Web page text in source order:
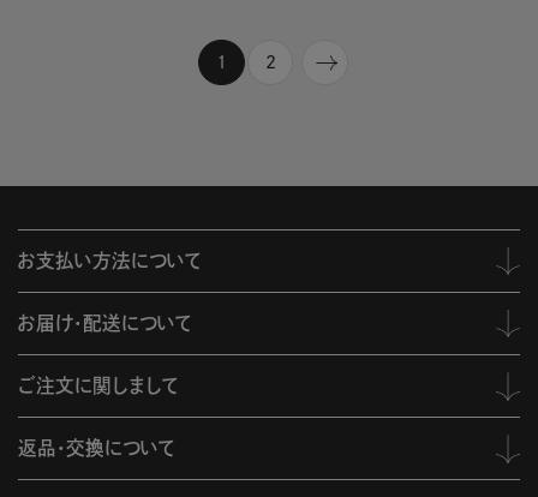
1 2
お支払い方法について
お届け・配送について
ご注文に関しまして
返品・交換について